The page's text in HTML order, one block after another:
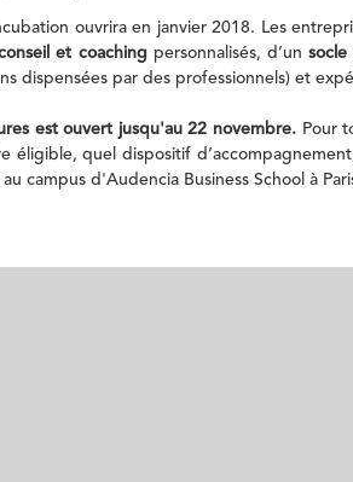
ouvrira en janvier 2018. Les
et coachingpersonnalisés, d’un socle
dispensées par des professionnels) et
est ouvert jusqu'au 22 novembre. Pour
éligible, quel dispositif
campus d'Audencia Business School à